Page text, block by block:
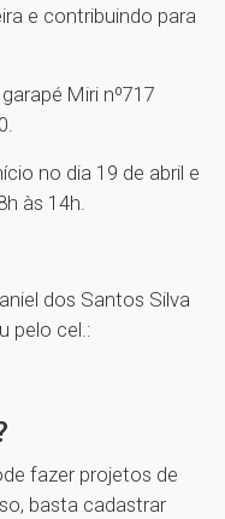
e contribuindo para
Miri nº717
no dia 19 de abril e
às 14h.
dos Santos Silva
pelo cel.:
fazer projetos de
basta cadastrar